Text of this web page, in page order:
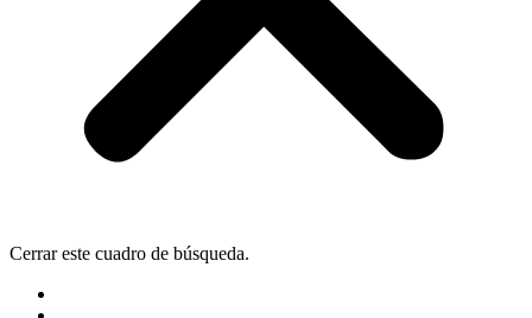
Cerrar este cuadro de búsqueda.